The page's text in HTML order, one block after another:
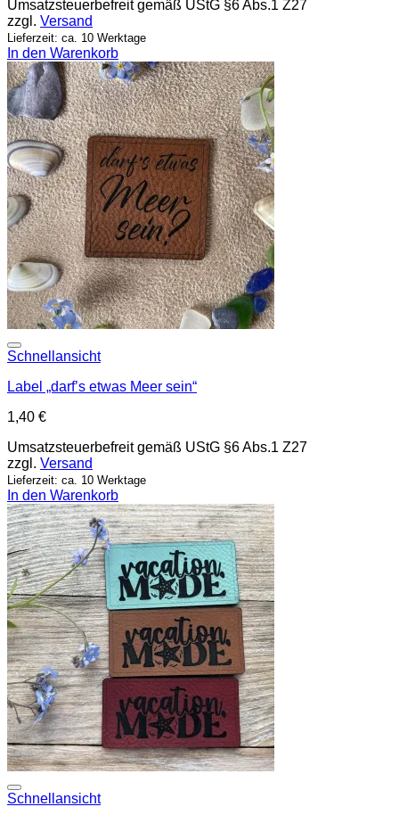
Umsatzsteuerbefreit gemäß UStG §6 Abs.1 Z27
zzgl. Versand
Lieferzeit: ca. 10 Werktage
In den Warenkorb
Schnellansicht
Label „darf’s etwas Meer sein“
1,40 €
Umsatzsteuerbefreit gemäß UStG §6 Abs.1 Z27
zzgl. Versand
Lieferzeit: ca. 10 Werktage
In den Warenkorb
Schnellansicht